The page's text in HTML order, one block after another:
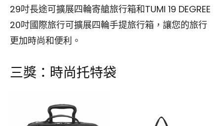
29吋長途可擴展四輪寄艙旅行箱和TUMI 19 DEGREE
20吋國際旅行可擴展四輪手提旅行箱，讓您的旅行
更加時尚和便利。
三獎：時尚托特袋